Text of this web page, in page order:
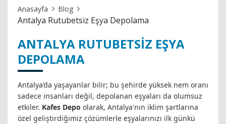
Anasayfa Blog
Antalya Rutubetsiz Eşya Depolama
ANTALYA RUTUBETSIZ EŞYA
DEPOLAMA
Antalya’da yaşayanlar bilir; bu şehirde yüksek nem oranı
sadece insanları değil, depolanan eşyaları da olumsuz
etkiler. Kafes Depo olarak, Antalya'nın iklim şartlarına
özel geliştirdiğimiz çözümlerle eşyalarınızı ilk günkü